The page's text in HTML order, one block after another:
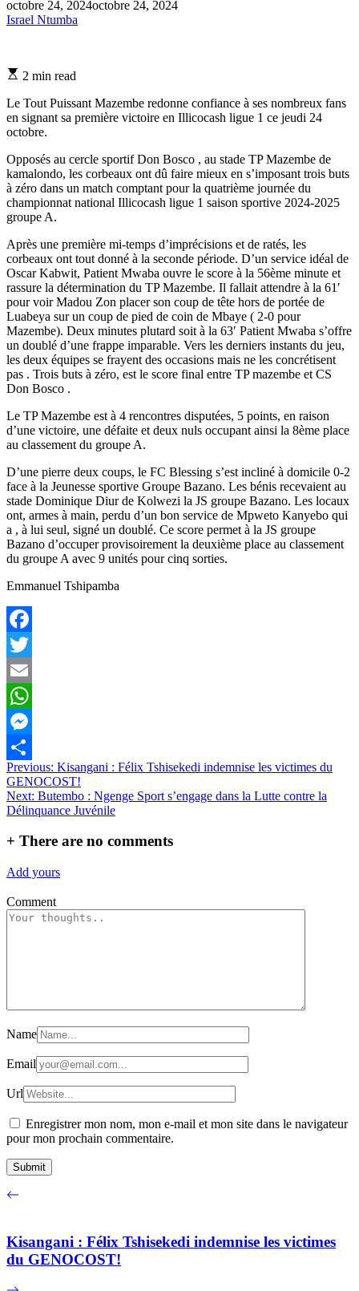
octobre 24, 2024octobre 24, 2024
Israel Ntumba
Estimated
time
2 min read
Le Tout Puissant Mazembe redonne confiance à ses nombreux fans
en signant sa première victoire en Illicocash ligue 1 ce jeudi 24
octobre.
Opposés au cercle sportif Don Bosco , au stade TP Mazembe de
kamalondo, les corbeaux ont dû faire mieux en s’imposant trois buts
à zéro dans un match comptant pour la quatrième journée du
championnat national Illicocash ligue 1 saison sportive 2024-2025
groupe A.
Après une première mi-temps d’imprécisions et de ratés, les
corbeaux ont tout donné à la seconde période. D’un service idéal de
Oscar Kabwit, Patient Mwaba ouvre le score à la 56ème minute et
rassure la détermination du TP Mazembe. Il fallait attendre à la 61′
pour voir Madou Zon placer son coup de tête hors de portée de
Luabeya sur un coup de pied de coin de Mbaye ( 2-0 pour
Mazembe). Deux minutes plutard soit à la 63′ Patient Mwaba s’offre
un doublé d’une frappe imparable. Vers les derniers instants du jeu,
les deux équipes se frayent des occasions mais ne les concrétisent
pas . Trois buts à zéro, est le score final entre TP mazembe et CS
Don Bosco .
Le TP Mazembe est à 4 rencontres disputées, 5 points, en raison
d’une victoire, une défaite et deux nuls occupant ainsi la 8ème place
au classement du groupe A.
D’une pierre deux coups, le FC Blessing s’est incliné à domicile 0-2
face à la Jeunesse sportive Groupe Bazano. Les bénis recevaient au
stade Dominique Diur de Kolwezi la JS groupe Bazano. Les locaux
ont, armes à main, perdu d’un bon service de Mpweto Kanyebo qui
a , à lui seul, signé un doublé. Ce score permet à la JS groupe
Bazano d’occuper provisoirement la deuxième place au classement
du groupe A avec 9 unités pour cinq sorties.
Emmanuel Tshipamba
Facebook
Twitter
Email
WhatsApp
Messenger
Partager
Navigation
de
l’article
Previous: Kisangani : Félix Tshisekedi indemnise les victimes du
GENOCOST!
Next: Butembo : Ngenge Sport s’engage dans la Lutte contre la
Délinquance Juvénile
+ There are no comments
Add yours
Comment
Name
Email
Url
Enregistrer mon nom, mon e-mail et mon site dans le navigateur
pour mon prochain commentaire.
Kisangani : Félix Tshisekedi indemnise les victimes
du GENOCOST!